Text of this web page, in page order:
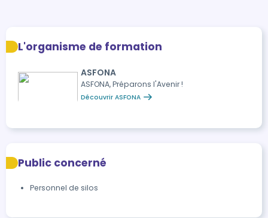
L'organisme de formation
ASFONA
ASFONA, Préparons l'Avenir !
Découvrir ASFONA
Public concerné
Personnel de silos